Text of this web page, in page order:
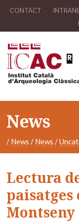
CONTACT
News
/ News / News /
Lectura
Montseny